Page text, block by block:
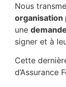
Nous
organisation
une
signer et à
Cette
d’Assurance